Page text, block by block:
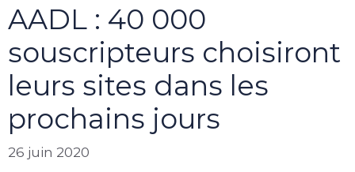
AADL : 40 000
souscripteurs choisiront
leurs sites dans les
prochains jours
26 juin 2020